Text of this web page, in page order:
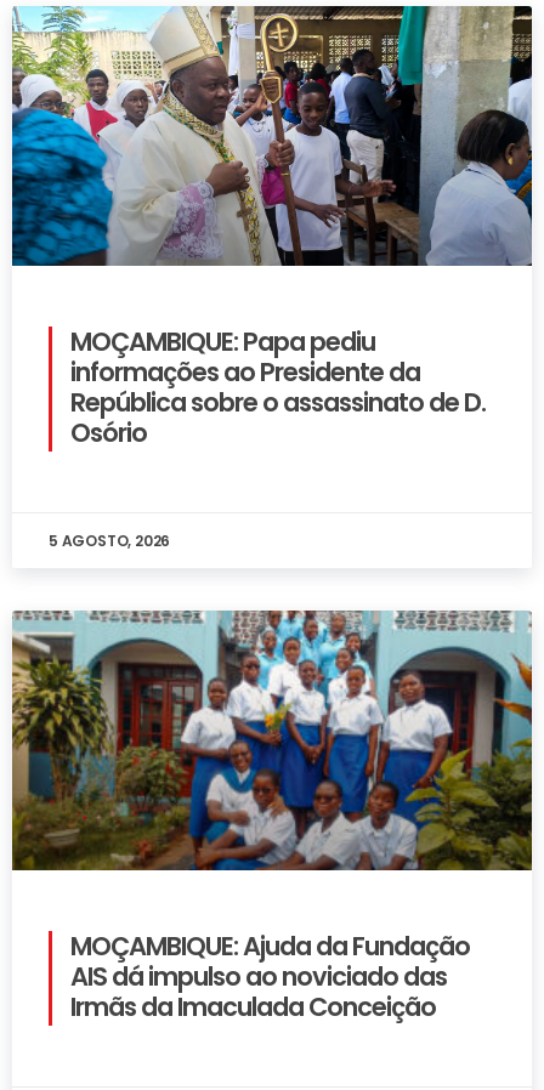
MOÇAMBIQUE: Papa pediu
informações ao Presidente da
República sobre o assassinato de D.
Osório
5 AGOSTO, 2026
MOÇAMBIQUE: Ajuda da Fundação
AIS dá impulso ao noviciado das
Irmãs da Imaculada Conceição